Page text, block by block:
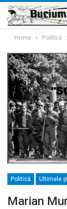
Home Politică
Politică Ultimele
Marian